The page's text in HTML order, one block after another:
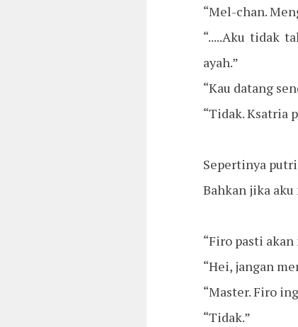
“Mel-chan.
“.....Aku tidak
ayah.”
“Kau datang
“Tidak. Ksatria
Sepertinya putri
Bahkan jika
“Firo pasti
“Hei, jangan
“Master. Firo
“Tidak.”